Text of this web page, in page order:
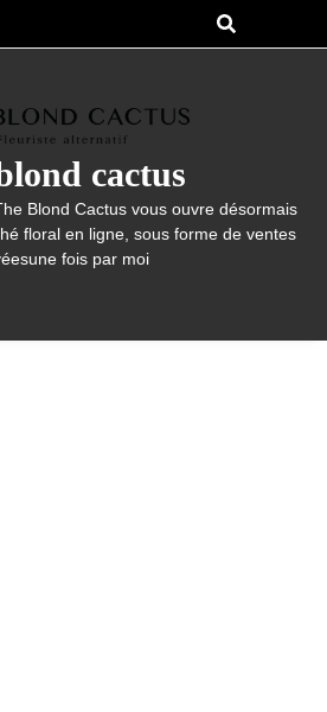
cactus
Blond Cactus vous ouvre désormais
floral en ligne, sous forme de ventes
fois par moi